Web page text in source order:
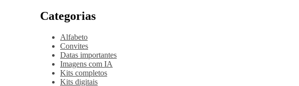
Categorias
Alfabeto
Convites
Datas importantes
Imagens com IA
Kits completos
Kits digitais